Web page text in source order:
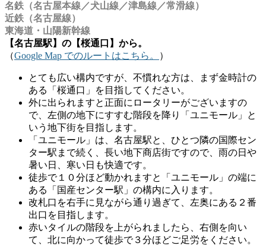
名鉄（名古屋本線／犬山線／津島線／常滑線）
近鉄（名古屋線）
東海道・山陽新幹線
【名古屋駅】の【桜通口】から。
（Google Map でのルートはこちら。 ）
とても広い構内ですが、不慣れな方は、まず金時計の
ある「桜通口」を目指してください。
外に出られますと正面にロータリーがございますの
で、左側の地下にすすむ階段を降り「ユニモール」と
いう地下街を目指します。
「ユニモール」は、名古屋駅と、ひとつ隣の国際セン
ター駅まで続く、長い地下商店街ですので、雨の日や
暑い日、寒い日も快適です。
徒歩で１０分ほど動かれますと「ユニモール」の端に
ある「国産センター駅」の構内に入ります。
改札口を右手に見ながら通り過ぎて、左奥にある２番
出口を目指します。
赤いタイルの階段を上がられましたら、右側を向い
て、北に向かって徒歩で３分ほどご足労をください。